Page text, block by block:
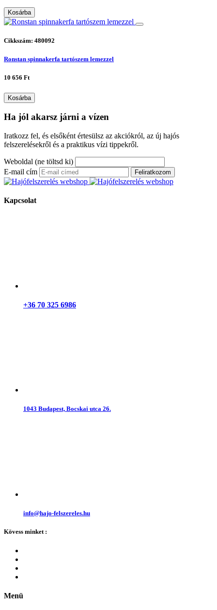
Kosárba
Cikkszám: 480092
Ronstan spinnakerfa tartószem lemezzel
10 656 Ft
Kosárba
Ha jól akarsz járni a vízen
Iratkozz fel, és elsőként értesülsz az akciókról, az új hajós
felszerelésekről és a praktikus vízi tippekről.
Weboldal (ne töltsd ki)
E-mail cím
Feliratkozom
Kapcsolat
+36 70 325 6986
1043 Budapest, Bocskai utca 26.
info@hajo-felszereles.hu
Kövess minket :
Menü